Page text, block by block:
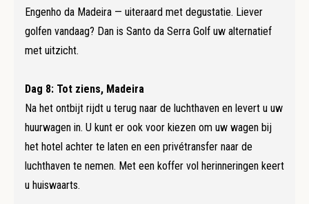
Engenho da Madeira — uiteraard met degustatie. Liever
golfen vandaag? Dan is Santo da Serra Golf uw alternatief
met uitzicht.
Dag 8: Tot ziens, Madeira
Na het ontbijt rijdt u terug naar de luchthaven en levert u uw
huurwagen in. U kunt er ook voor kiezen om uw wagen bij
het hotel achter te laten en een privétransfer naar de
luchthaven te nemen. Met een koffer vol herinneringen keert
u huiswaarts.